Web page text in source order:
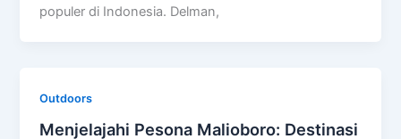
populer di Indonesia. Delman,
Outdoors
Menjelajahi Pesona Malioboro: Destinasi